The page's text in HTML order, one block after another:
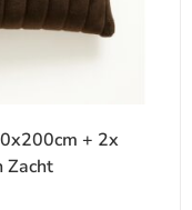
+ 2x
Zacht